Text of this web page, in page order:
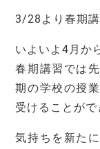
3/28より春期講
いよいよ4月か
春期講習では
期の学校の授
受けることがで
気持ちを新た